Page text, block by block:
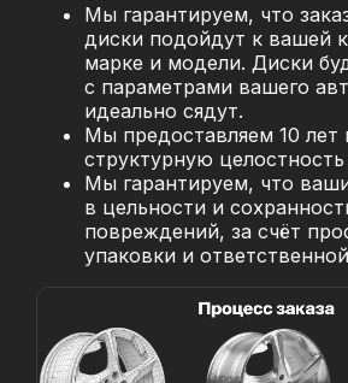
Мы гарантируем, что
диски подойдут к вашей
марке и модели. Диски
с параметрами вашего
идеально сядут.
Мы предоставляем 10 лет
структурную
Мы гарантируем, что
в цельности и
повреждений, за счёт
упаковки и